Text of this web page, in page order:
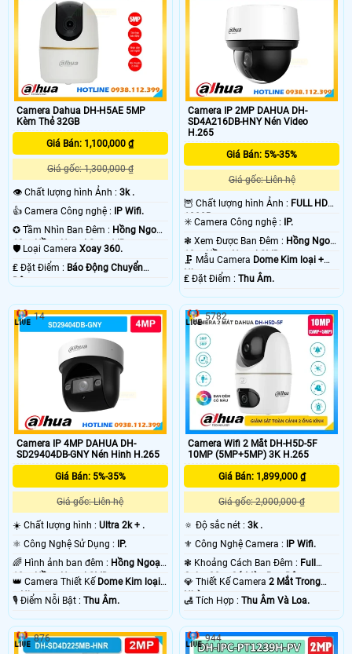
Camera Dahua DH-H5AE 5MP
Kèm Thẻ 32GB
Giá Bán: 1,100,000 ₫
Giá gốc: 1,300,000 ₫
👁 Chất lượng hình Ảnh : 3k .
👍 Camera Công nghệ : IP Wifi.
✪ Tầm Nhìn Ban Đêm : Hồng Ngoại
10m Hồng Ngoại Smart IR.
🛡 Loại Camera Xoay 360.
️₤ Đặt Điểm : Báo Động Chuyển
Động.
Camera IP 2MP DAHUA DH-
SD4A216DB-HNY Nén Video
H.265
Giá Bán: 5%-35%
Giá gốc: Liên hệ
🦉 Chất lượng hình Ảnh : FULL HD
1080P .
✳️ Camera Công nghệ : IP.
❃ Xem Được Ban Đêm : Hồng Ngoại
10m Hồng Ngoại SMD.
🗜️ Mẫu Camera Dome Kim loại +
Nhựa.
️₤ Đặt Điểm :Thu Âm.
Camera IP 4MP DAHUA DH-
SD29404DB-GNY Nén Hinh H.265
Giá Bán: 5%-35%
Giá gốc: Liên hệ
☀️ Chất lượng hình : Ultra 2k + .
⚛️ Công Nghệ Sử Dụng :
IP.
🌈 Hình ảnh ban đêm : Hồng Ngoại
10m Hồng Ngoại SMD.
👑 Camera Thiết Kế Dome Kim loại
+ Nhựa.
️🎙 Điểm Nỗi Bật : Thu Âm.
14
Camera Wifi 2 Mắt DH-H5D-5F
10MP (5MP+5MP) 3K H.265
Giá Bán: 1,899,000 ₫
Giá gốc: 2,000,000 ₫
🔅 Độ sắc nét :3k .
⚜️ Công Nghệ Camera :
IP Wifi.
❃ Khoảng Cách Ban Đêm : Full
Color 30m Có Màu Ban Ðêm.
💎 Thiết Kế Camera2 Mắt Trong
Nhà.
️🛃 Tích Hợp :Thu Âm Và Loa.
5782
876 944